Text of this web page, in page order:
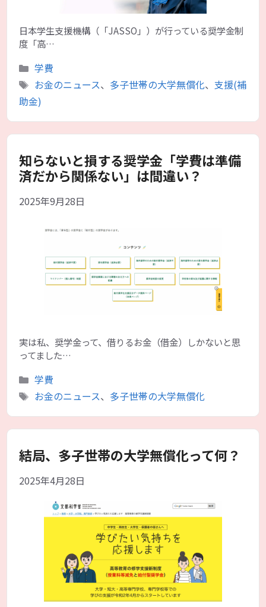
日本学生支援機構（「JASSO」）が行っている奨学金制
度「高…
カ
テ
ゴ
リ
ー
学費
タ
グ
お金のニュース、 多子世帯の大学無償化、 支援(補
助金)
知らないと損する奨学金「学費は準備
済だから関係ない」は間違い？
2025年9月28日
実は私、奨学金って、借りるお金（借金）しかないと思
ってました…
カ
テ
リ
学費
タ
お金のニュース、 多子世帯の大学無償化
結局、多子世帯の大学無償化って何？
2025年4月28日